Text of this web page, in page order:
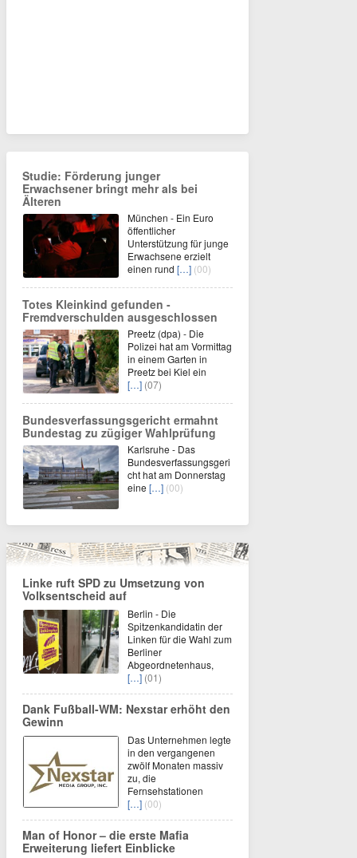
Studie: Förderung junger
Erwachsener bringt mehr als bei
Älteren
München - Ein Euro
öffentlicher
Unterstützung für junge
Erwachsene erzielt
einen rund […] (00)
Totes Kleinkind gefunden -
Fremdverschulden ausgeschlossen
Preetz (dpa) - Die
Polizei hat am Vormittag
in einem Garten in
Preetz bei Kiel ein
[…] (07)
Bundesverfassungsgericht ermahnt
Bundestag zu zügiger Wahlprüfung
Karlsruhe - Das
Bundesverfassungsgeri
cht hat am Donnerstag
eine […] (00)
Linke ruft SPD zu Umsetzung von
Volksentscheid auf
Berlin - Die
Spitzenkandidatin der
Linken für die Wahl zum
Berliner
Abgeordnetenhaus,
[…] (01)
Dank Fußball-WM: Nexstar erhöht den
Gewinn
Das Unternehmen legte
in den vergangenen
zwölf Monaten massiv
zu, die
Fernsehstationen
[…] (00)
Man of Honor – die erste Mafia
Erweiterung liefert Einblicke